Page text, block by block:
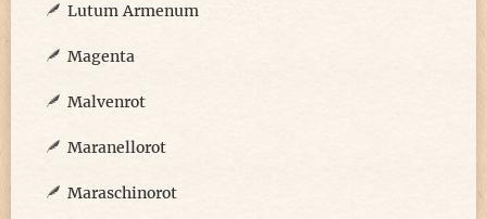
Lutum Armenum
Magenta
Malvenrot
Maranellorot
Maraschinorot